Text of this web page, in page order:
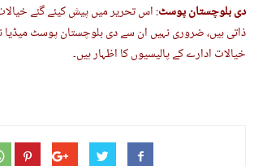
دی بلوچستان پوسٹ: اس تحریر میں پیش کیئے گئے
ذاتی ہیں، ضروری نہیں ان سے دی بلوچستان پوسٹ میڈیا
خیالات ادارے کے پالیسیوں کا اظہار ہیں۔